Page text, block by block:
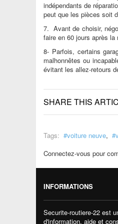
indépendants de
peut que les pièces soit
7. Avant de choisir,
faire en 60 jours après
8- Parfois, certains
malhonnêtes ou
évitant les allez-retours
SHARE THIS
Tags: voiture neuve,
Connectez-vous pour
INFORMATIONS
Securite-routiere-22 est
d'information, aide et